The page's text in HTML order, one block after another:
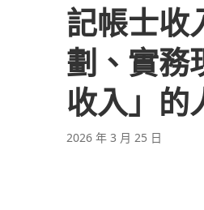
記帳士收
劃、實務
收入」的
2026 年 3 月 25 日